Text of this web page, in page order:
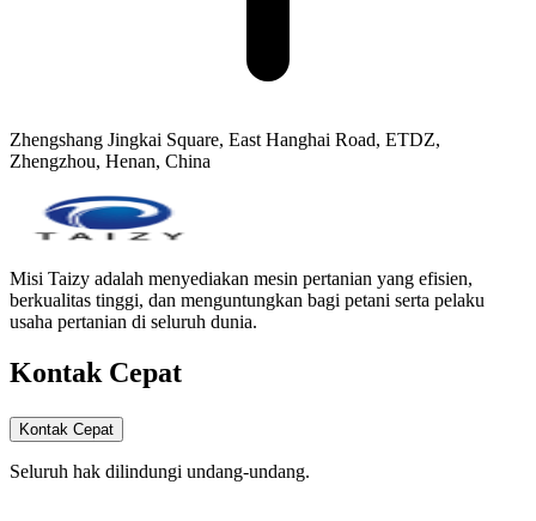
Zhengshang Jingkai Square, East Hanghai Road, ETDZ,
Zhengzhou, Henan, China
Misi Taizy adalah menyediakan mesin pertanian yang efisien,
berkualitas tinggi, dan menguntungkan bagi petani serta pelaku
usaha pertanian di seluruh dunia.
Kontak Cepat
Kontak Cepat
Seluruh hak dilindungi undang-undang.